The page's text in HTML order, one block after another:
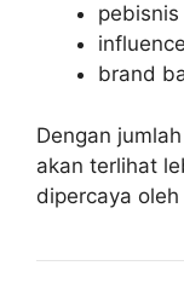
pebisnis
brand
Dengan
akan terlihat
dipercaya